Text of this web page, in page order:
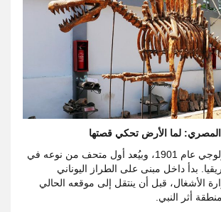
لما الأرض تحكي قصتها
أنشئ المتحف الجيولوجي عام 1901، وبيُعد أول متحف من نوعه في
بدأ داخل مبنى على الطراز اليوناني
الأشغال، قبل أن ينتقل إلى موقعه الحالي
أثر النبي.